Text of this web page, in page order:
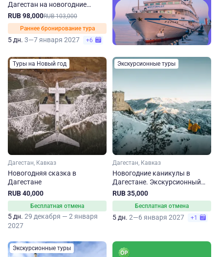
Дагестан на новогодние
праздники
RUB 98,000RUB 103,000
Раннее бронирование тура
5 дн. 3—7 января 2027 +6
Туры на Новый год
Дагестан, Кавказ
Новогодняя сказка в
Дагестане
RUB 40,000
Бесплатная отмена
5 дн. 29 декабря — 2 января
2027
Экскурсионные туры
Дагестан, Кавказ
Новогодние каникулы в
Дагестане. Экскурсионный
тур
RUB 35,000
Бесплатная отмена
5 дн. 2—6 января 2027 +1
Экскурсионные туры